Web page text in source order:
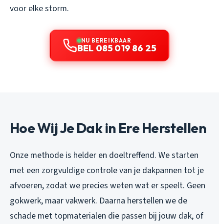
voor elke storm.
NU BEREIKBAAR
BEL 085 019 86 25
Hoe Wij Je Dak in Ere Herstellen
Onze methode is helder en doeltreffend. We starten
met een zorgvuldige controle van je dakpannen tot je
afvoeren, zodat we precies weten wat er speelt. Geen
gokwerk, maar vakwerk. Daarna herstellen we de
schade met topmaterialen die passen bij jouw dak, of